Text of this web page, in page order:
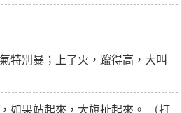
特別暴；上了火，躥得高，大叫
如果站起來，大旗扯起來。 （打